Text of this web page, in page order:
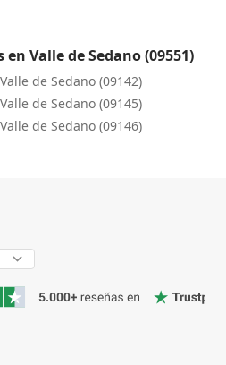
Valle de Sedano (09551)
de Sedano (09142)
de Sedano (09145)
de Sedano (09146)